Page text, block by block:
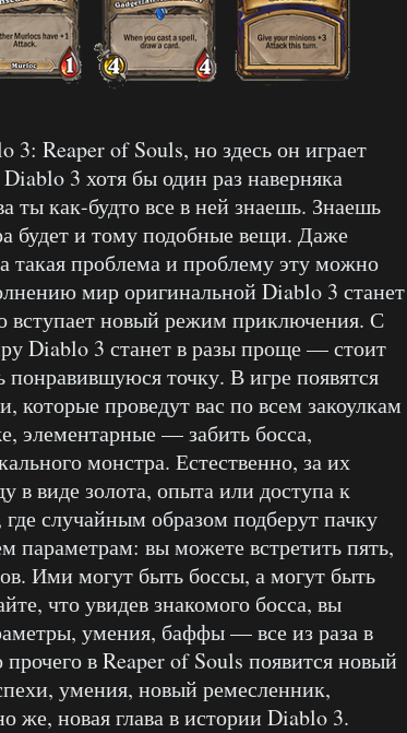
3: Reaper of Souls, но здесь он играет
3 хотя бы один раз наверняка
ты как-будто все в ней знаешь. Знаешь
будет и тому подобные вещи. Даже
такая проблема и проблему эту можно
мир оригинальной Diablo 3 станет
вступает новый режим приключения. С
Diablo 3 станет в разы проще — стоит
понравившуюся точку. В игре появятся
проведут вас по всем закоулкам
элементарные — забить босса,
монстра. Естественно, за их
в виде золота, опыта или доступа к
случайным образом подберут пачку
параметрам: вы можете встретить пять,
Ими могут быть боссы, а могут быть
что увидев знакомого босса, вы
умения, баффы — все из раза в
в Reaper of Souls появится новый
умения, новый ремесленник,
же, новая глава в истории Diablo 3.